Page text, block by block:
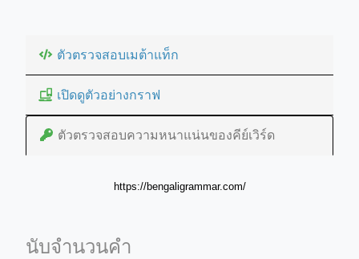
ตัวตรวจสอบเมต้าแท็ก
เปิดดูตัวอย่างกราฟ
ตัวตรวจสอบความหนาแน่นของคีย์เวิร์ด
https://bengaligrammar.com/
นับจำนวนคำ